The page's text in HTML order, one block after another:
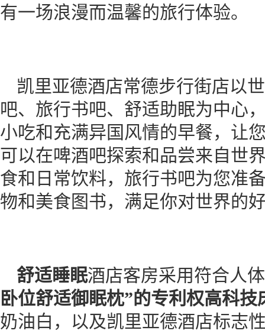
有一场浪漫而温馨的旅行体验。
凯里亚德酒店常德步行街店以
吧、旅行书吧、舒适助眠为中心
小吃和充满异国风情的早餐，让
可以在啤酒吧探索和品尝来自世
食和日常饮料，旅行书吧为您准
物和美食图书，满足你对世界的
舒适睡眠酒店客房采用符合人
卧位舒适御眠枕”的专利权高科技
奶油白，以及凯里亚德酒店标志